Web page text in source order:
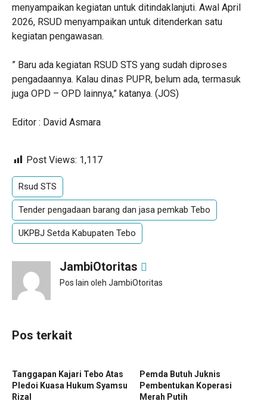
menyampaikan kegiatan untuk ditindaklanjuti. Awal April
2026, RSUD menyampaikan untuk ditenderkan satu
kegiatan pengawasan.
” Baru ada kegiatan RSUD STS yang sudah diproses
pengadaannya. Kalau dinas PUPR, belum ada, termasuk
juga OPD – OPD lainnya,” katanya. (JOS)
Editor : David Asmara
Post Views: 1,117
Rsud STS
Tender pengadaan barang dan jasa pemkab Tebo
UKPBJ Setda Kabupaten Tebo
JambiOtoritas
Pos lain oleh JambiOtoritas
Pos terkait
Tanggapan Kajari Tebo Atas
Pledoi Kuasa Hukum Syamsu
Rizal
Pemda Butuh Juknis
Pembentukan Koperasi
Merah Putih